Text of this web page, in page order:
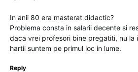
In anii 80 era masterat didactic?
Problema consta in salarii decente si
daca vrei profesori bine pregatiti, nu la
hartii suntem pe primul loc in lume.
Reply